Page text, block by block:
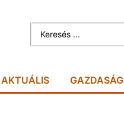
AKTUÁLIS GAZDASÁG